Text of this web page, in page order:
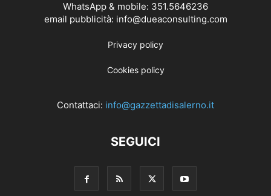
WhatsApp & mobile: 351.5646236
email pubblicità: info@dueaconsulting.com
Privacy policy
Cookies policy
Contattaci: info@gazzettadisalerno.it
SEGUICI